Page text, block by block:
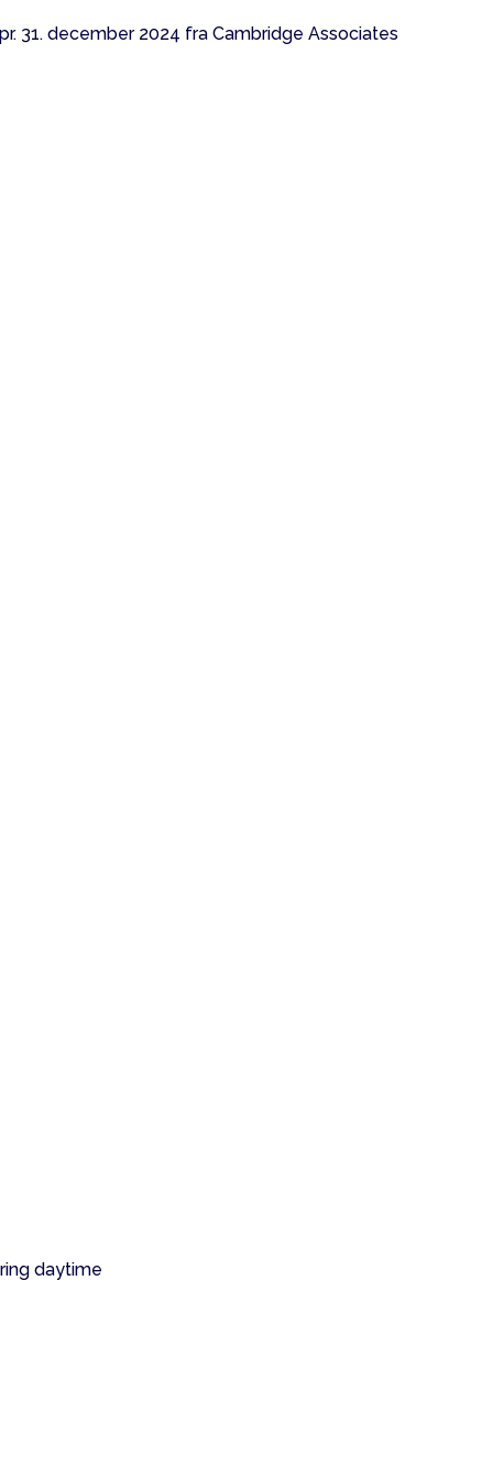
31. december 2024 fra Cambridge Associates